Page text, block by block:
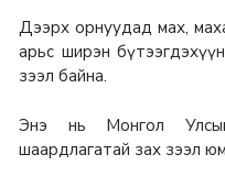
Дээрх орнуудад мах,
арьс ширэн
зээл байна.
Энэ нь Монгол
шаардлагатай зах зээл